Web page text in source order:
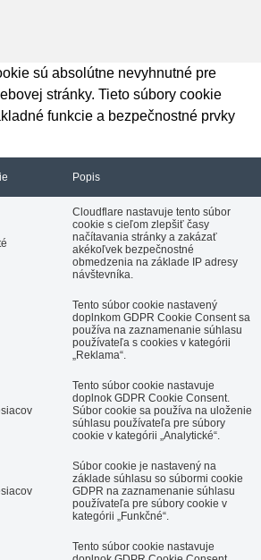
sú absolútne nevyhnutné pre
stránky. Tieto súbory cookie
funkcie a bezpečnostné prvky
Popis
Cloudflare nastavuje tento súbor
cookie s cieľom zlepšiť časy
načítavania stránky a zakázať
akékoľvek bezpečnostné
obmedzenia na základe IP adresy
návštevníka.
Tento súbor cookie nastavený
doplnkom GDPR Cookie Consent sa
používa na zaznamenanie súhlasu
používateľa s cookies v kategórii
„Reklama“.
Tento súbor cookie nastavuje
doplnok GDPR Cookie Consent.
Súbor cookie sa používa na uloženie
súhlasu používateľa pre súbory
cookie v kategórii „Analytické“.
Súbor cookie je nastavený na
základe súhlasu so súbormi cookie
GDPR na zaznamenanie súhlasu
používateľa pre súbory cookie v
kategórii „Funkčné“.
Tento súbor cookie nastavuje